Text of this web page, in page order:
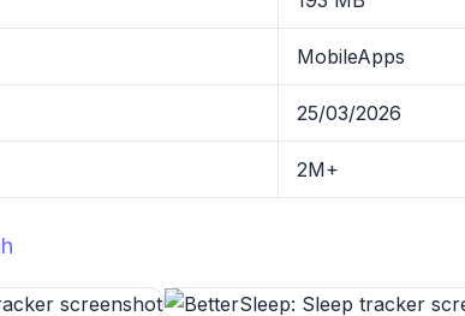
MobileApps
25/03/2026
2M+